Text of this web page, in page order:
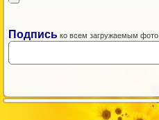
Подпись ко всем загружаемым фото